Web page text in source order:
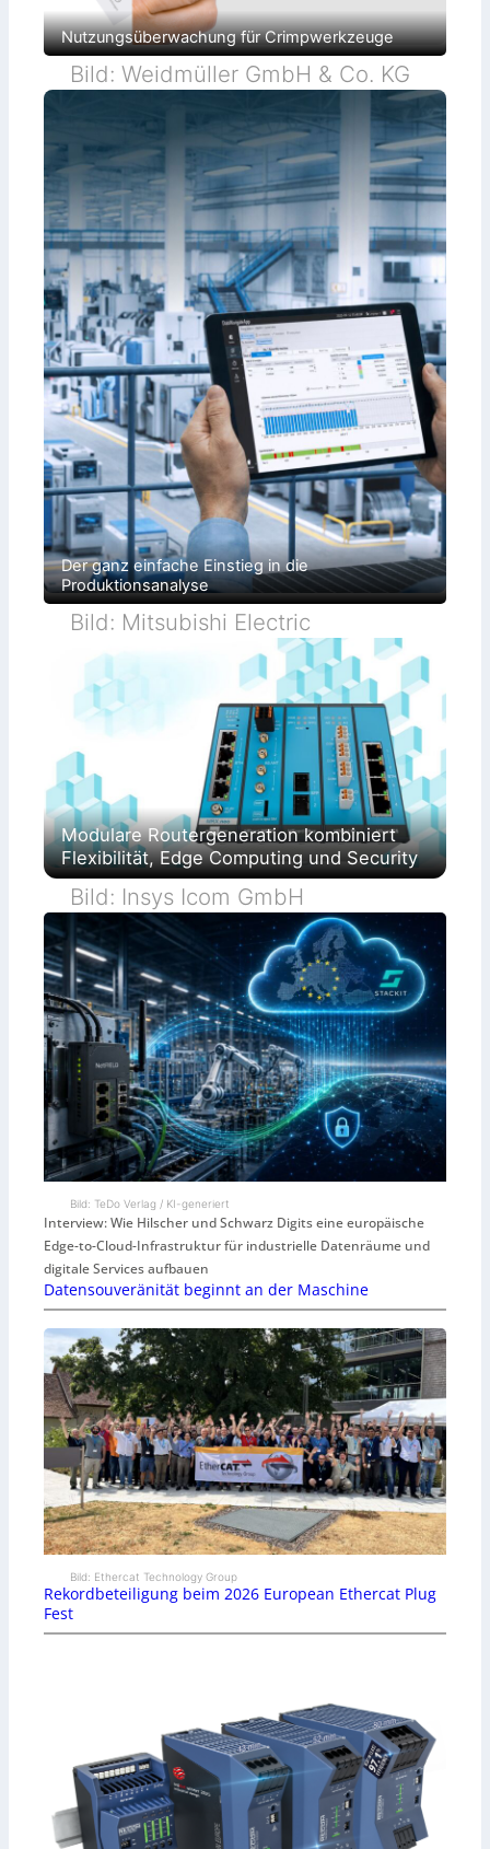
Nutzungsüberwachung für Crimpwerkzeuge
Bild: Weidmüller GmbH & Co. KG
Der ganz einfache Einstieg in die
Produktionsanalyse
Bild: Mitsubishi Electric
Modulare Routergeneration kombiniert
Flexibilität, Edge Computing und Security
Bild: Insys Icom GmbH
Bild: TeDo Verlag / KI-generiert
Interview: Wie Hilscher und Schwarz Digits eine europäische
Edge-to-Cloud-Infrastruktur für industrielle Datenräume und
digitale Services aufbauen
Datensouveränität beginnt an der Maschine
Bild: Ethercat Technology Group
Rekordbeteiligung beim 2026 European Ethercat Plug
Fest